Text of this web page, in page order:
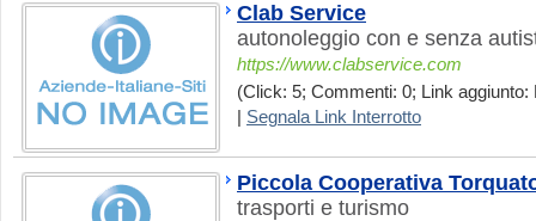
Clab Service
autonoleggio con e senza
https://www.clabservice.com
(Click: 5; Commenti: 0; Link aggiunto:
Segnala Link Interrotto
Piccola Cooperativa
trasporti e turismo